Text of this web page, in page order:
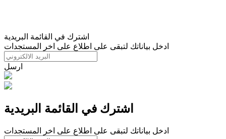
اشترك في القائمة البريدية
ادخل بياناتك لتبقى على اطلاع على اخر المستجدات
ارسل
اشترك في القائمة البريدية
ادخل بياناتك لتبقى على اطلاع على اخر المستجدات